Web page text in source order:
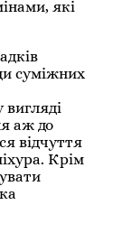
які
суміжних
аж до
відчуття
Крім